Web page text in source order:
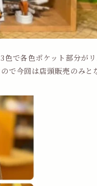
色で各色ポケット部分が
で今回は店頭販売のみと